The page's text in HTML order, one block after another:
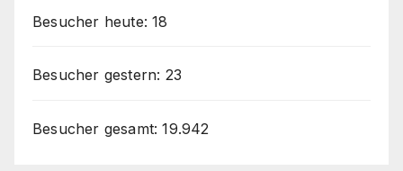
Besucher heute:18
Besucher gestern: 23
Besucher gesamt:19.942